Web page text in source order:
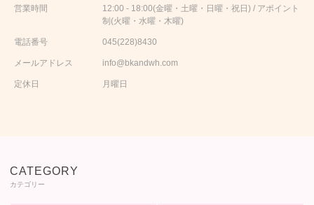
営業時間
12:00 - 18:00(金曜・土曜・日曜・祝日) / アポイント
制(火曜・水曜・木曜)
電話番号 045(228)8430
メールアドレス info@bkandwh.com
定休日 月曜日
CATEGORY
カテゴリー